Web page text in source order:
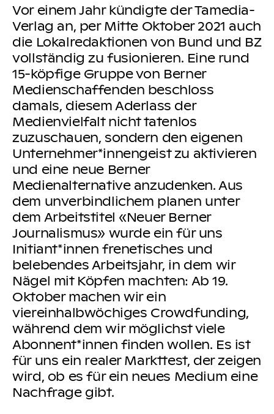
Vor einem Jahr kündigte der Tamedia-
Verlag an, per Mitte Oktober 2021 auch
die Lokalredaktionen von Bund und BZ
vollständig zu fusionieren. Eine rund
15-köpfige Gruppe von Berner
Medienschaffenden beschloss
damals, diesem Aderlass der
Medienvielfalt nicht tatenlos
zuzuschauen, sondern den eigenen
Unternehmer*innengeist zu aktivieren
und eine neue Berner
Medienalternative anzudenken. Aus
dem unverbindlichem planen unter
dem Arbeitstitel «Neuer Berner
Journalismus» wurde ein für uns
Initiant*innen frenetisches und
belebendes Arbeitsjahr, in dem wir
Nägel mit Köpfen machten: Ab 19.
Oktober machen wir ein
viereinhalbwöchiges Crowdfunding,
während dem wir möglichst viele
Abonnent*innen finden wollen. Es ist
für uns ein realer Markttest, der zeigen
wird, ob es für ein neues Medium eine
Nachfrage gibt.